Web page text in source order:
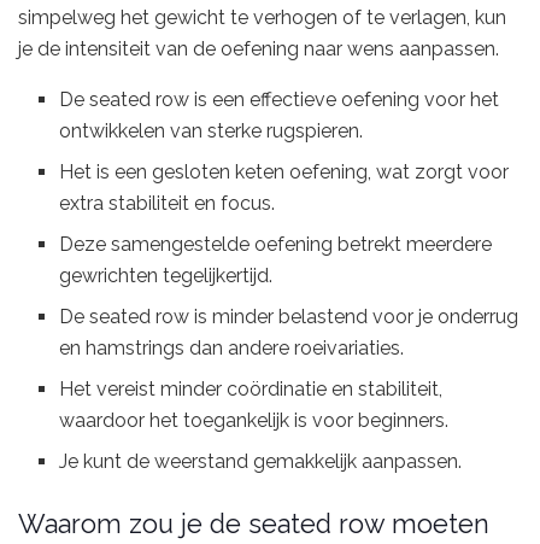
simpelweg het gewicht te verhogen of te verlagen, kun
je de intensiteit van de oefening naar wens aanpassen.
De seated row is een effectieve oefening voor het
ontwikkelen van sterke rugspieren.
Het is een gesloten keten oefening, wat zorgt voor
extra stabiliteit en focus.
Deze samengestelde oefening betrekt meerdere
gewrichten tegelijkertijd.
De seated row is minder belastend voor je onderrug
en hamstrings dan andere roeivariaties.
Het vereist minder coördinatie en stabiliteit,
waardoor het toegankelijk is voor beginners.
Je kunt de weerstand gemakkelijk aanpassen.
Waarom zou je de seated row moeten